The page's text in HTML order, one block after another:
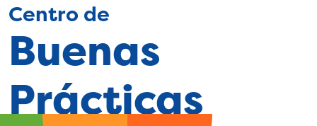
Centro de
Buenas
Prácticas